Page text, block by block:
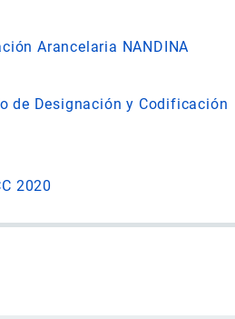
Arancelaria NANDINA
de Designación y Codificación
2020